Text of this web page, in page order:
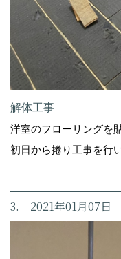
解体工事
洋室のフローリングを
初日から捲り工事を行
3. 2021年01月07日